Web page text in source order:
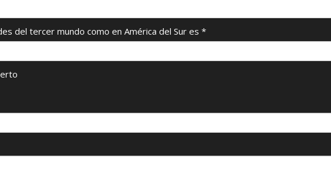
del tercer mundo como en América del Sur es *